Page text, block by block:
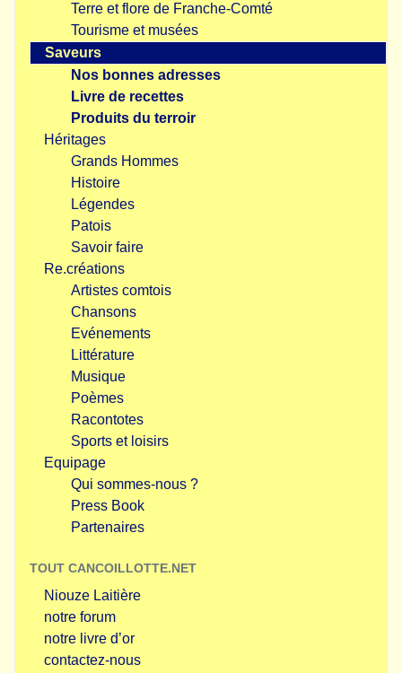
Terre et flore de Franche-Comté
Tourisme et musées
Saveurs
Nos bonnes adresses
Livre de recettes
Produits du terroir
Héritages
Grands Hommes
Histoire
Légendes
Patois
Savoir faire
Re.créations
Artistes comtois
Chansons
Evénements
Littérature
Musique
Poèmes
Racontotes
Sports et loisirs
Equipage
Qui sommes-nous ?
Press Book
Partenaires
TOUT CANCOILLOTTE.NET
Niouze Laitière
notre forum
notre livre d’or
contactez-nous